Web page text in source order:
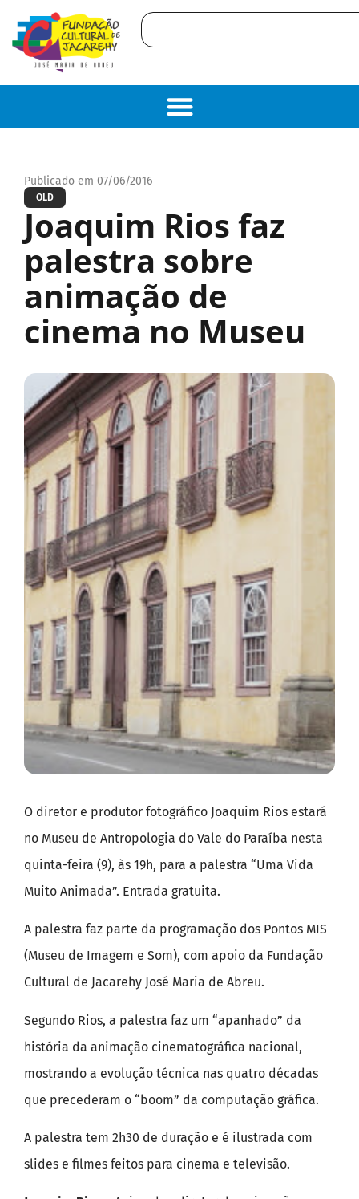
Publicado em 07/06/2016
OLD
Joaquim Rios faz
palestra sobre
animação de
cinema no Museu
O diretor e produtor fotográfico Joaquim Rios estará
no Museu de Antropologia do Vale do Paraíba nesta
quinta-feira (9), às 19h, para a palestra “Uma Vida
Muito Animada”. Entrada gratuita.
A palestra faz parte da programação dos Pontos MIS
(Museu de Imagem e Som), com apoio da Fundação
Cultural de Jacarehy José Maria de Abreu.
Segundo Rios, a palestra faz um “apanhado” da
história da animação cinematográfica nacional,
mostrando a evolução técnica nas quatro décadas
que precederam o “boom” da computação gráfica.
A palestra tem 2h30 de duração e é ilustrada com
slides e filmes feitos para cinema e televisão.